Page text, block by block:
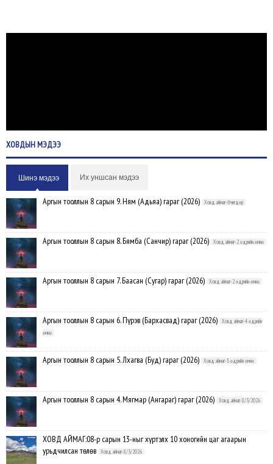
ХОВДЫНМЭДЭЭ
Шинэ мэдээ Их уншсан мэдээ
Аргын тооллын 8 сарын 9. Ням (Адьяа) гараг (2026) Ховд аймаг-Өчигдөр
Аргын тооллын 8 сарын 8. Бямба (Санчир) гараг (2026) Ховд аймаг-2 өдрийн өмнө
Аргын тооллын 8 сарын 7. Баасан (Сугар) гараг (2026) Ховд аймаг-2 өдрийн өмнө
Аргын тооллын 8 сарын 6. Пүрэв (Бархасвад) гараг (2026)
Ховд аймаг-4 өдрийн
өмнө
Аргын тооллын 8 сарын 5. Лхагва (Буд) гараг (2026) Ховд аймаг-5 өдрийн өмнө
Аргын тооллын 8 сарын 4. Мягмар (Ангараг) гараг (2026) Ховд аймаг-8/3/2026
ХОВД АЙМАГ:08-р сарын 13-ныг хүртэлх 10 хоногийн цаг агаарын
урьдчилсан төлөв
Ховд аймаг-8/3/2026